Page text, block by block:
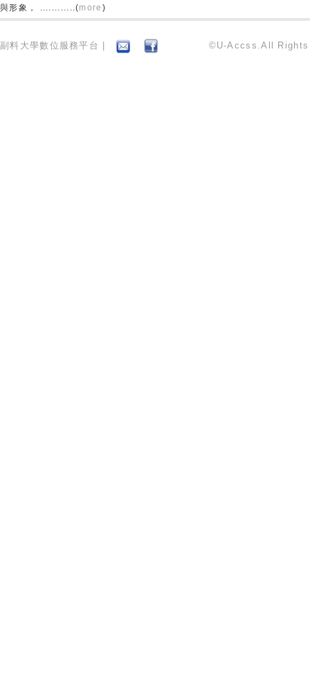
與形象， ............(more )
副料大學數位服務平台 | ©U-Accss.All Rights